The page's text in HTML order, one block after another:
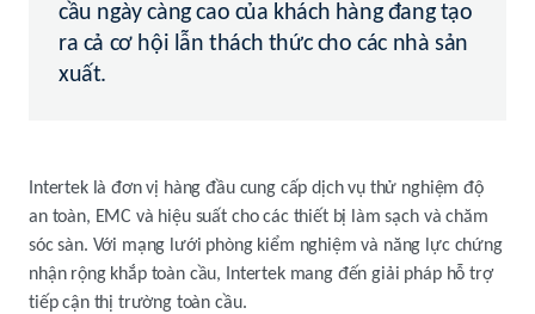
cầu ngày càng cao của khách hàng đang tạo
ra cả cơ hội lẫn thách thức cho các nhà sản
xuất.
Intertek là đơn vị hàng đầu cung cấp dịch vụ thử nghiệm độ
an toàn, EMC và hiệu suất cho các thiết bị làm sạch và chăm
sóc sàn. Với mạng lưới phòng kiểm nghiệm và năng lực chứng
nhận rộng khắp toàn cầu, Intertek mang đến giải pháp hỗ trợ
tiếp cận thị trường toàn cầu.